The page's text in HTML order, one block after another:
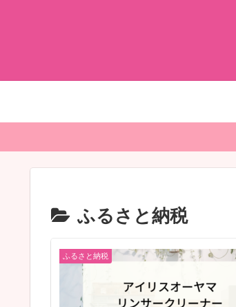
ふるさと納税
ふるさと納税